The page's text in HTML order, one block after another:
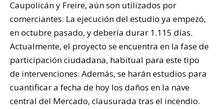
Caupolicán y Freire, aún son utilizados por
comerciantes. La ejecución del estudio ya empezó,
en octubre pasado, y debería durar 1.115 días.
Actualmente, el proyecto se encuentra en la fase de
participación ciudadana, habitual para este tipo
de intervenciones. Además, se harán estudios para
cuantificar a fecha de hoy los daños en la nave
central del Mercado, clausurada tras el incendio.